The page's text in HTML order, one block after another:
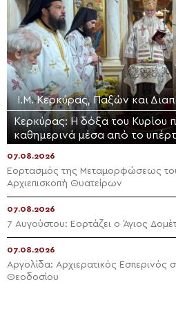
Ι.Μ. Κερκύρας, Παξών και
Κερκύρας: Η δόξα του Κυρίου
καθημερινά μέσα από το
07.08.2026
Εορτασμός της Μεταμορφώσεως
Αρχιεπισκοπή Θυατείρων
07.08.2026
7 Αυγούστου: Εορτάζει ο Άγιος
07.08.2026
Αργολίδα: Αρχιερατικός Εσπερινός
Θεοδοσίου